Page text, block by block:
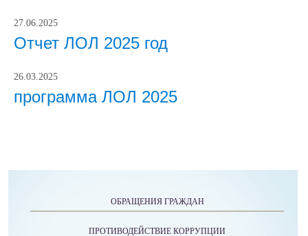
27.06.2025
Отчет ЛОЛ 2025 год
26.03.2025
программа ЛОЛ 2025
ОБРАЩЕНИЯ ГРАЖДАН
ПРОТИВОДЕЙСТВИЕ КОРРУПЦИИ